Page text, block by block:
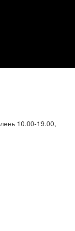
10.00-19.00,